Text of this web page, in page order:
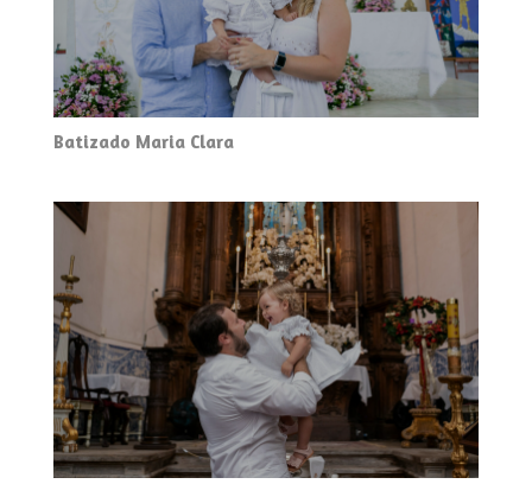
Batizado Maria Clara